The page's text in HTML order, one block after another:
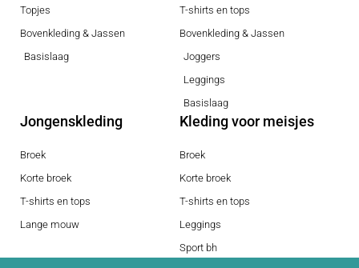
Topjes
Bovenkleding & Jassen
Basislaag
T-shirts en tops
Bovenkleding & Jassen
Joggers
Leggings
Basislaag
Jongenskleding
Broek
Korte broek
T-shirts en tops
Lange mouw
Kleding voor meisjes
Broek
Korte broek
T-shirts en tops
Leggings
Sport bh